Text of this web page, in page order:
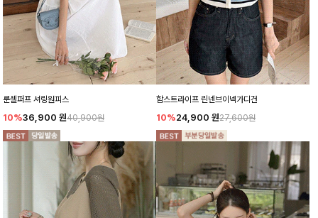
룬셀퍼프 셔링원피스
10%36,900 원40,900원
함스트라이프 린넨브이넥가디건
10%24,900 원27,600원